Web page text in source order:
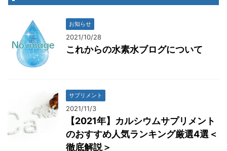
お知らせ
2021/10/28
これからの水素水ブログについて
サプリメント
2021/11/3
【2021年】カルシウムサプリメント
のおすすめ人気ランキング厳選4選＜
徹底解説＞